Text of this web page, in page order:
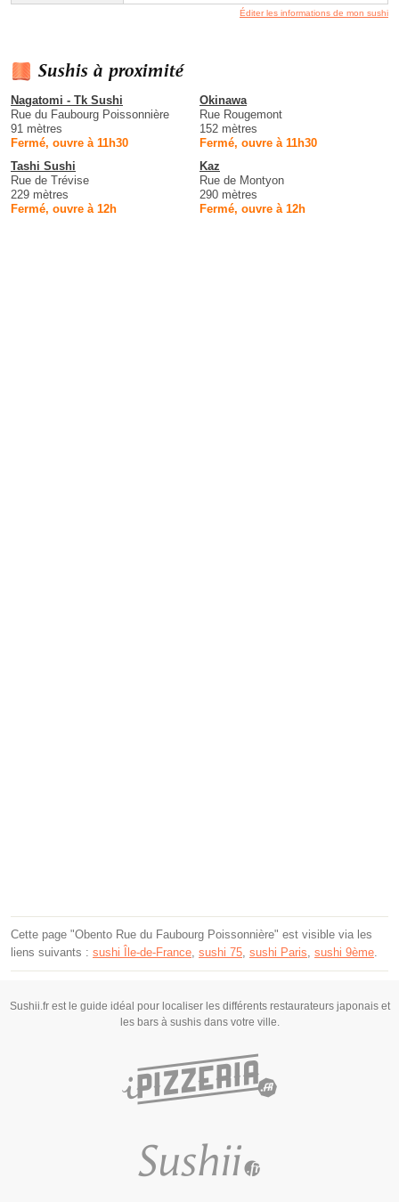
Éditer les informations de mon sushi
Sushis à proximité
Nagatomi - Tk Sushi
Rue du Faubourg Poissonnière
91 mètres
Fermé, ouvre à 11h30
Okinawa
Rue Rougemont
152 mètres
Fermé, ouvre à 11h30
Tashi Sushi
Rue de Trévise
229 mètres
Fermé, ouvre à 12h
Kaz
Rue de Montyon
290 mètres
Fermé, ouvre à 12h
Cette page "Obento Rue du Faubourg Poissonnière" est visible via les
liens suivants : sushi Île-de-France sushi 75 sushi Paris sushi 9ème
Sushii.fr est le guide idéal pour localiser les différents restaurateurs japonais et
les bars à sushis dans votre ville.